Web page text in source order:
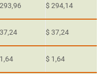
$ 294,14
$ 37,24
$ 1,64